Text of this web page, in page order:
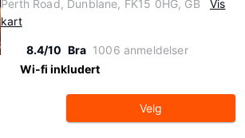
Perth Road, Dunblane, FK15 0HG, GB
Vis
kart
8.4/10 Bra 1006 anmeldelser
Wi-fi inkludert
Velg